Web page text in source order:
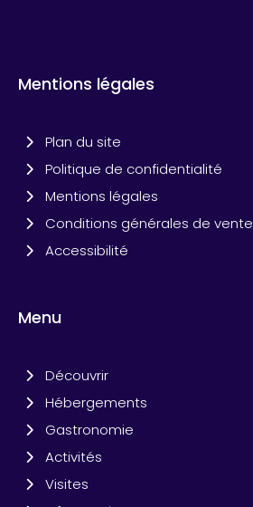
Mentions légales
Plan du site
Politique de confidentialité
Mentions légales
Conditions générales de vente
Accessibilité
Menu
Découvrir
Hébergements
Gastronomie
Activités
Visites